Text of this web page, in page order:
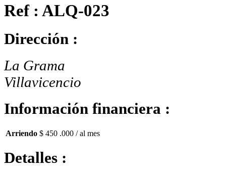
Ref : ALQ-023
Dirección :
La Grama
Villavicencio
Información financiera :
Arriendo $ 450 .000 / al mes
Detalles :